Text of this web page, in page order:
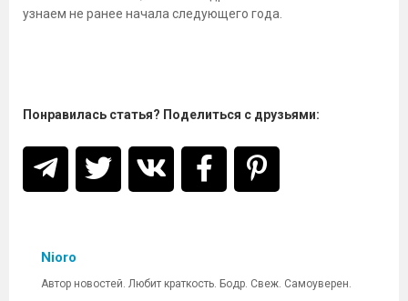
узнаем не ранее начала следующего года.
Понравилась статья? Поделиться с друзьями:
Nioro
Автор новостей. Любит краткость. Бодр. Свеж. Самоуверен.